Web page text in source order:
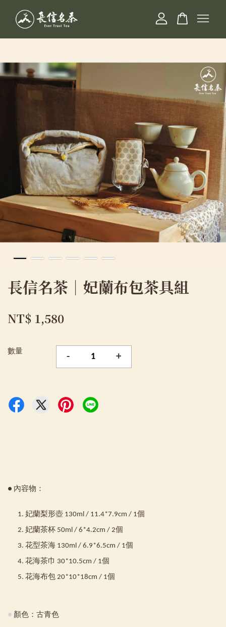
長信名茶｜妃蘭布包茶具組
NT$ 1,580
數量 - +
● 內容物：
妃蘭梨形壺 130ml / 11.4*7.9cm / 1個
妃蘭茶杯 50ml / 6*4.2cm / 2個
花型茶海 130ml / 6.9*6.5cm / 1個
花海茶巾 30*10.5cm / 1個
花海布包 20*10*18cm / 1個
● 顏色：古青色